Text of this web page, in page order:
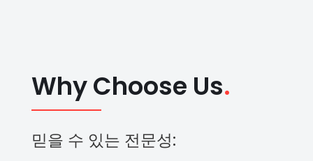
Why Choose Us.
믿을 수 있는 전문성: